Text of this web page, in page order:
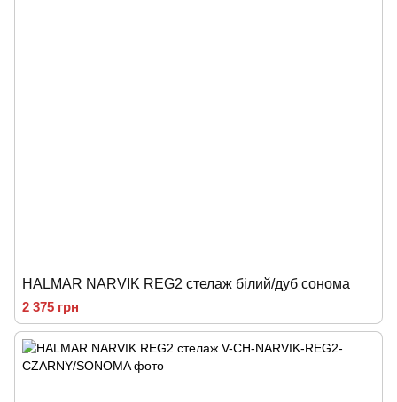
HALMAR NARVIK REG2 стелаж білий/дуб сонома
2 375 грн